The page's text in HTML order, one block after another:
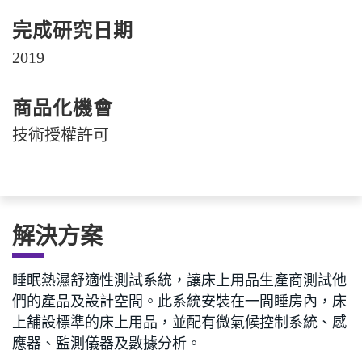
完成研究日期
2019
商品化機會
技術授權許可
解決方案
睡眠熱濕舒適性測試系統，讓床上用品生產商測試他
們的產品及設計空間。此系統安裝在一間睡房內，床
上舖設標準的床上用品，並配有微氣候控制系統、感
應器、監測儀器及數據分析。